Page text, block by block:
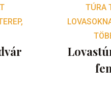
TÚRA